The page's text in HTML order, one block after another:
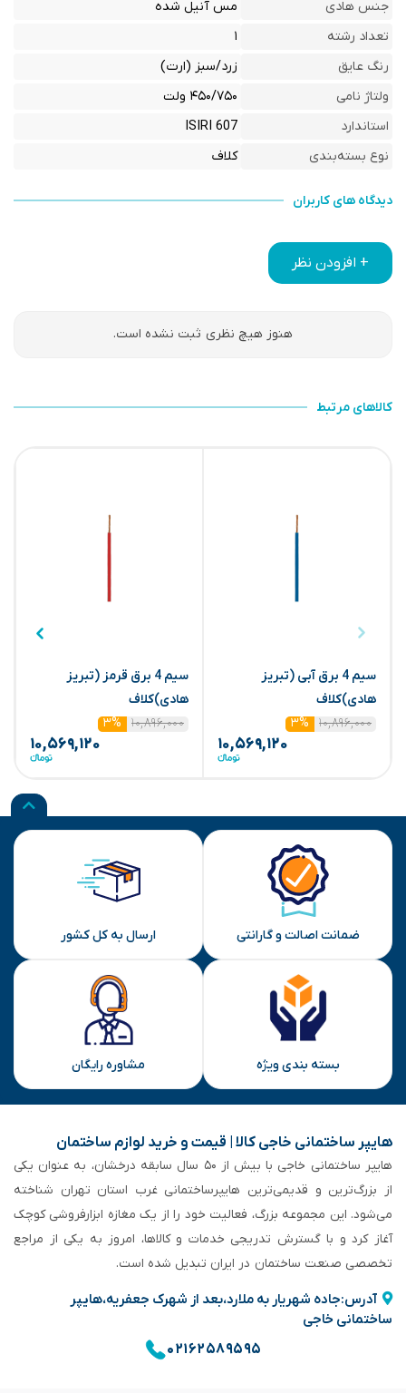
جنس هادی
مس آنیل شده
تعداد رشته
۱
رنگ عایق
زرد/سبز (ارت)
ولتاژ نامی
۴۵۰/۷۵۰ ولت
استاندارد
ISIRI 607
نوع بسته‌بندی
کلاف
دیدگاه های کاربران
+ افزودن نظر
هنوز هیچ نظری ثبت نشده است.
کالاهای مرتبط
سیم 4 برق آبی (تبریز
هادی)کلاف
۱۰,۸۹۶,۰۰۰
۳%
۱۰,۵۶۹,۱۲۰
سیم 4 برق قرمز (تبریز
هادی)کلاف
۱۰,۸۹۶,۰۰۰
۳%
۱۰,۵۶۹,۱۲۰
ضمانت اصالت و گارانتی ارسال به کل کشور
بسته بندی ویژه مشاوره رایگان
هایپر ساختمانی خاجی‌ کالا | قیمت و خرید لوازم ساختمان
هایپر ساختمانی خاجی‌ با بیش از ۵۰ سال سابقه‌ درخشان، به عنوان یکی
از بزرگ‌ترین و قدیمی‌ترین هایپرساختمانی‌ غرب استان تهران شناخته
می‌شود. این مجموعه بزرگ، فعالیت خود را از یک مغازه ابزارفروشی کوچک
آغاز کرد و با گسترش تدریجی خدمات و کالاها، امروز به یکی از مراجع
تخصصی صنعت ساختمان در ایران تبدیل شده است.
آدرس:جاده شهریار به ملارد،بعد از شهرک جعفریه،هایپر
ساختمانی خاجی
۰۲۱۶۲۵۸۹۵۹۵